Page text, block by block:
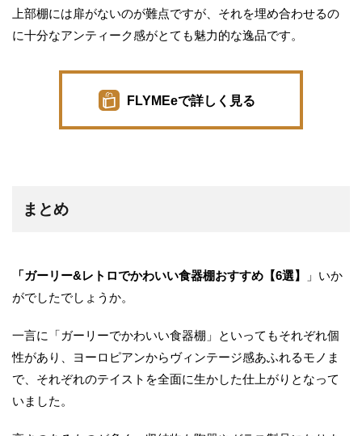
上部棚には扉がないのが難点ですが、それを埋め合わせるの
に十分なアンティーク感がとても魅力的な逸品です。
FLYMEeで詳しく見る
まとめ
「ガーリー&レトロでかわいい食器棚おすすめ【6選】
」いか
がでしたでしょうか。
一言に「ガーリーでかわいい食器棚」といってもそれぞれ個
性があり、ヨーロピアンからヴィンテージ感あふれるモノま
で、それぞれのテイストを全面に生かした仕上がりとなって
いました。